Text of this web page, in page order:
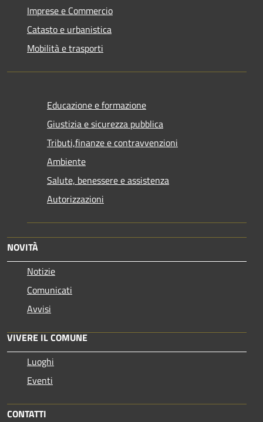
Imprese e Commercio
Catasto e urbanistica
Mobilità e trasporti
Educazione e formazione
Giustizia e sicurezza pubblica
Tributi,finanze e contravvenzioni
Ambiente
Salute, benessere e assistenza
Autorizzazioni
NOVITÀ
Notizie
Comunicati
Avvisi
VIVERE IL COMUNE
Luoghi
Eventi
CONTATTI